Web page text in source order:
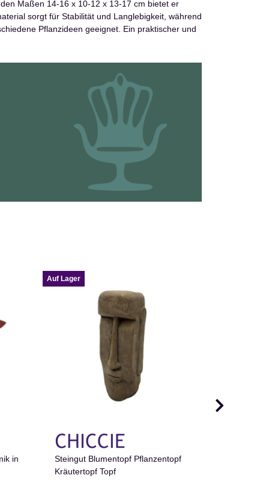
Maßen 14-16 x 10-12 x 13-17 cm bietet er
sorgt für Stabilität und Langlebigkeit, während
Pflanzideen geeignet. Ein praktischer und
in
Auf Lager
Steingut Blumentopf Pflanzentopf
Kräutertopf Topf